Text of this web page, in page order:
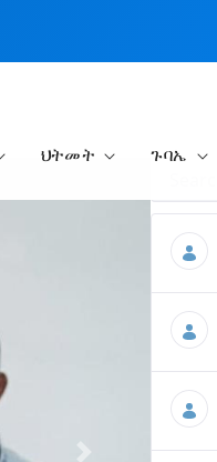
ህትመት ጉባኤ